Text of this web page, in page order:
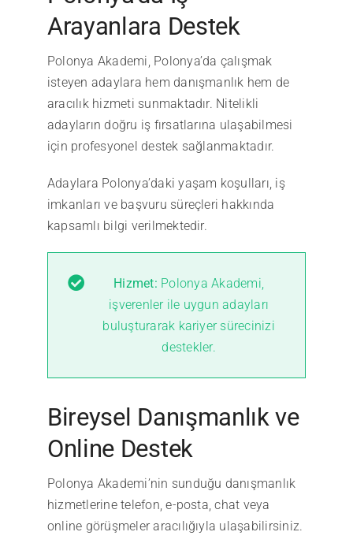
Arayanlara Destek
Polonya Akademi, Polonya’da çalışmak
isteyen adaylara hem danışmanlık hem de
aracılık hizmeti sunmaktadır. Nitelikli
adayların doğru iş fırsatlarına ulaşabilmesi
için profesyonel destek sağlanmaktadır.
Adaylara Polonya’daki yaşam koşulları, iş
imkanları ve başvuru süreçleri hakkında
kapsamlı bilgi verilmektedir.
Hizmet: Polonya Akademi,
işverenler ile uygun adayları
buluşturarak kariyer sürecinizi
destekler.
Bireysel Danışmanlık ve
Online Destek
Polonya Akademi’nin sunduğu danışmanlık
hizmetlerine telefon, e-posta, chat veya
online görüşmeler aracılığıyla ulaşabilirsiniz.